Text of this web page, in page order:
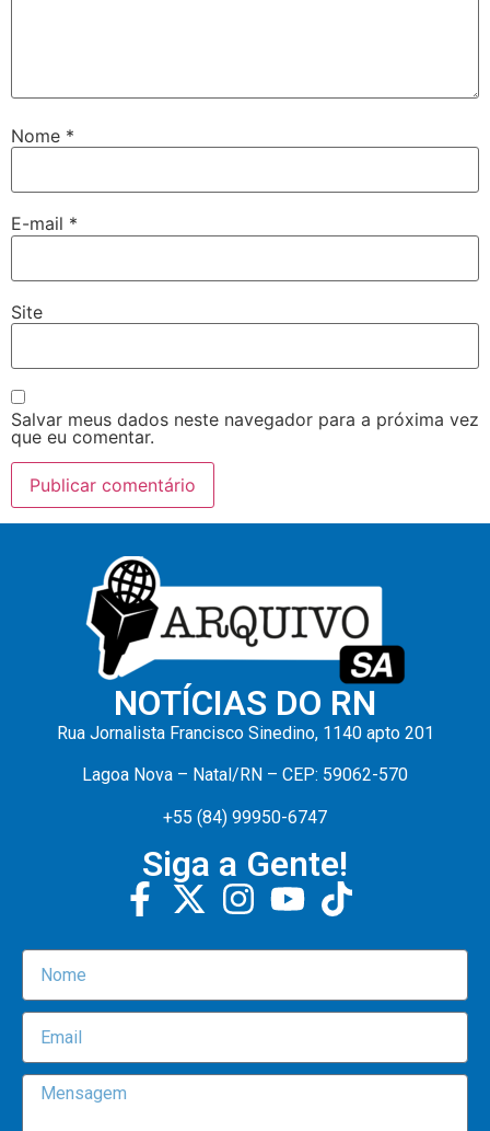
Nome *
E-mail *
Site
Salvar meus dados neste navegador para a próxima vez
que eu comentar.
NOTÍCIAS DO RN
Rua Jornalista Francisco Sinedino, 1140 apto 201
Lagoa Nova – Natal/RN – CEP: 59062-570
+55 (84) 99950-6747
Siga a Gente!